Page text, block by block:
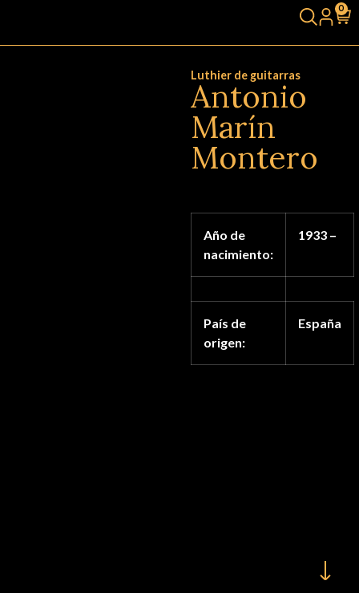
0
Luthier de guitarras
Antonio
Marín
Montero
Año de
nacimiento:
1933 –
País de
origen:
España